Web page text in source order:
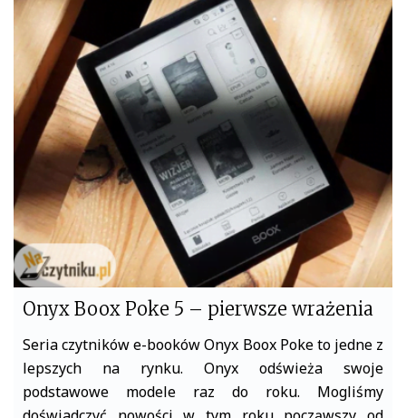
e
o
o
k
t
t
Onyx Boox Poke 5 – pierwsze wrażenia
Seria czytników e-booków Onyx Boox Poke to jedne z
lepszych na rynku. Onyx odświeża swoje
podstawowe modele raz do roku. Mogliśmy